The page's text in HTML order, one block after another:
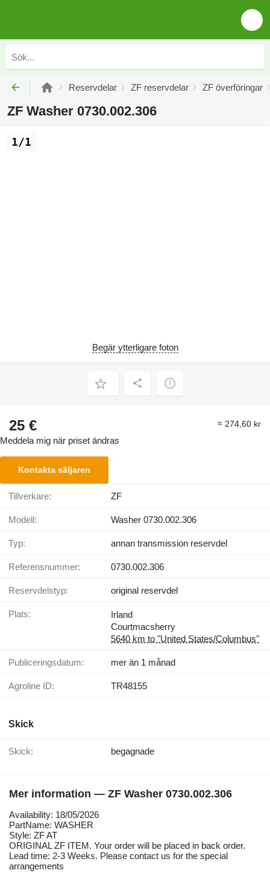
Reservdelar ZF reservdelar ZF överföringar
ZF Washer 0730.002.306
1/1
Begär ytterligare foton
25 € ≈ 274,60 kr
Meddela mig när priset ändras
Kontakta säljaren
Tillverkare: ZF
Modell: Washer 0730.002.306
Typ: annan transmission reservdel
Referensnummer: 0730.002.306
Reservdelstyp: original reservdel
Plats:
Irland
Courtmacsherry
5640 km to "United States/Columbus"
Publiceringsdatum: mer än 1 månad
Agroline ID: TR48155
Skick
Skick: begagnade
Mer information — ZF Washer 0730.002.306
Availability: 18/05/2026
PartName: WASHER
Style: ZF AT
ORIGINAL ZF ITEM. Your order will be placed in back order.
Lead time: 2-3 Weeks. Please contact us for the special
arrangements